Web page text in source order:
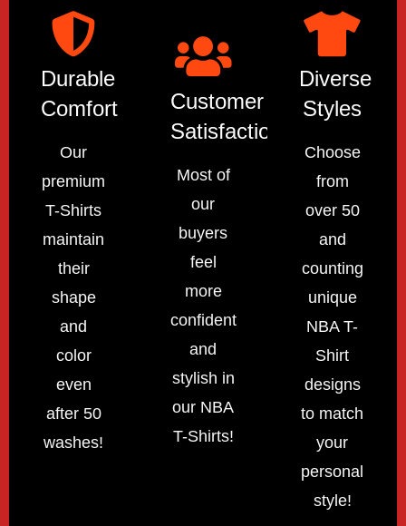
Durable
Comfort
Our
premium
T-Shirts
maintain
their
shape
and
color
even
after 50
washes!
Customer
Satisfaction
Most of
our
buyers
feel
more
confident
and
stylish in
our NBA
T-Shirts!
Diverse
Styles
Choose
from
over 50
and
counting
unique
NBA T-
Shirt
designs
to match
your
personal
style!